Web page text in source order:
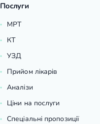
Послуги
МРТ
КТ
УЗД
Прийом лікарів
Аналізи
Ціни на послуги
Спеціальні пропозиції